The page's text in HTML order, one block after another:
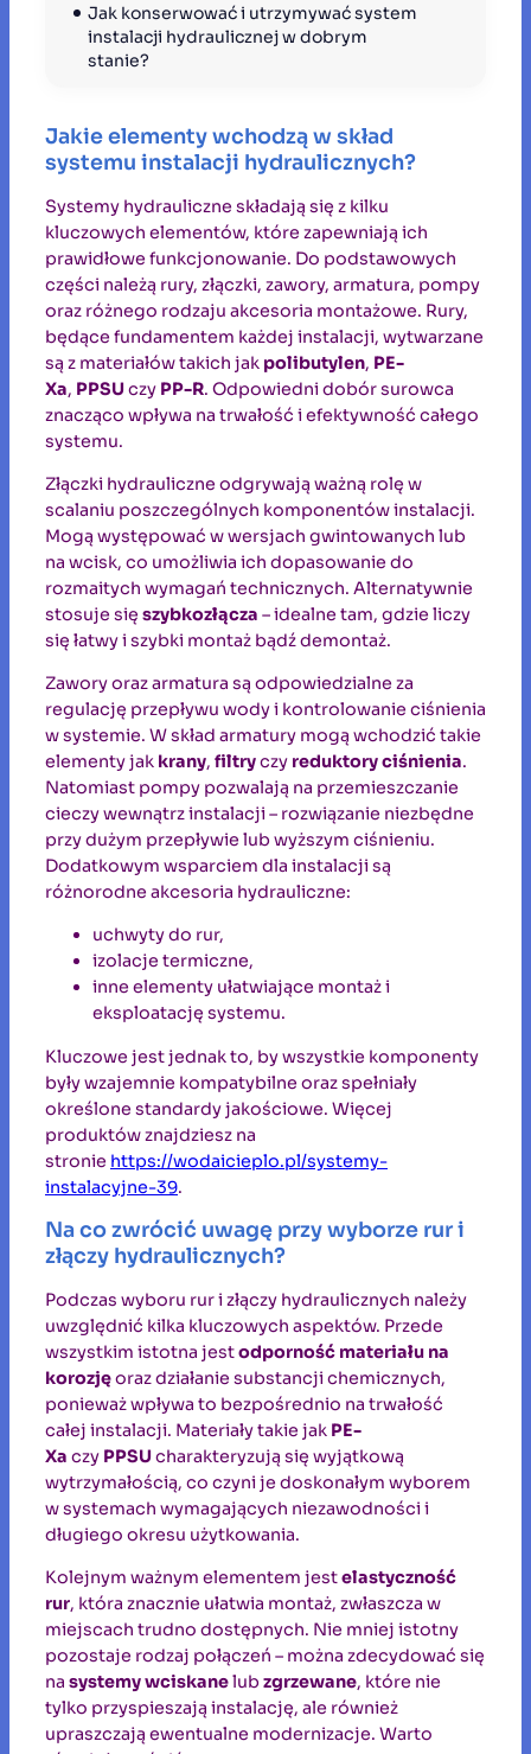
Jak konserwować i utrzymywać system
instalacji hydraulicznej w dobrym
stanie?
Jakie elementy wchodzą w skład
systemu instalacji hydraulicznych?
Systemy hydrauliczne składają się z kilku
kluczowych elementów, które zapewniają ich
prawidłowe funkcjonowanie. Do podstawowych
części należą rury, złączki, zawory, armatura, pompy
oraz różnego rodzaju akcesoria montażowe. Rury,
będące fundamentem każdej instalacji, wytwarzane
są z materiałów takich jak polibutylen, PE-
Xa, PPSUczy PP-R. Odpowiedni dobór surowca
znacząco wpływa na trwałość i efektywność całego
systemu.
Złączki hydrauliczne odgrywają ważną rolę w
scalaniu poszczególnych komponentów instalacji.
Mogą występować w wersjach gwintowanych lub
na wcisk, co umożliwia ich dopasowanie do
rozmaitych wymagań technicznych. Alternatywnie
stosuje się szybkozłącza – idealne tam, gdzie liczy
się łatwy i szybki montaż bądź demontaż.
Zawory oraz armatura są odpowiedzialne za
regulację przepływu wody i kontrolowanie ciśnienia
w systemie. W skład armatury mogą wchodzić takie
elementy jak krany, filtryczy reduktory ciśnienia.
Natomiast pompy pozwalają na przemieszczanie
cieczy wewnątrz instalacji – rozwiązanie niezbędne
przy dużym przepływie lub wyższym ciśnieniu.
Dodatkowym wsparciem dla instalacji są
różnorodne akcesoria hydrauliczne:
uchwyty do rur,
izolacje termiczne,
inne elementy ułatwiające montaż i
eksploatację systemu.
Kluczowe jest jednak to, by wszystkie komponenty
były wzajemnie kompatybilne oraz spełniały
określone standardy jakościowe. Więcej
produktów znajdziesz na
stronie https://wodaicieplo.pl/systemy-
instalacyjne-39.
Na co zwrócić uwagę przy wyborze rur i
złączy hydraulicznych?
Podczas wyboru rur i złączy hydraulicznych należy
uwzględnić kilka kluczowych aspektów. Przede
wszystkim istotna jestodporność materiału na
korozjęoraz działanie substancji chemicznych,
ponieważ wpływa to bezpośrednio na trwałość
całej instalacji. Materiały takie jak PE-
Xa czy PPSUcharakteryzują się wyjątkową
wytrzymałością, co czyni je doskonałym wyborem
w systemach wymagających niezawodności i
długiego okresu użytkowania.
Kolejnym ważnym elementem jestelastyczność
rur, która znacznie ułatwia montaż, zwłaszcza w
miejscach trudno dostępnych. Nie mniej istotny
pozostaje rodzaj połączeń – można zdecydować się
na systemy wciskanelub zgrzewane, które nie
tylko przyspieszają instalację, ale również
upraszczają ewentualne modernizacje. Warto